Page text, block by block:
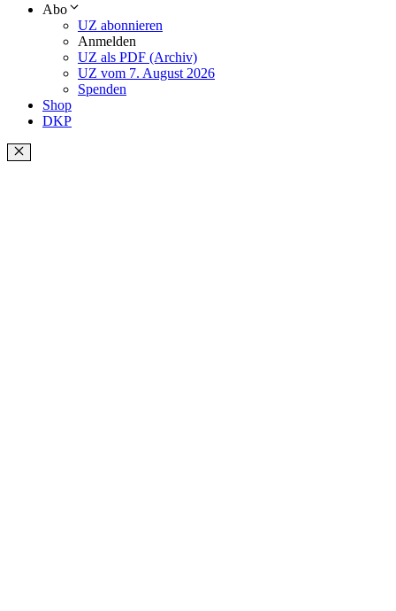
Abo
UZ abonnieren
Anmelden
UZ als PDF (Archiv)
UZ vom 7. August 2026
Spenden
Shop
DKP
Schließen